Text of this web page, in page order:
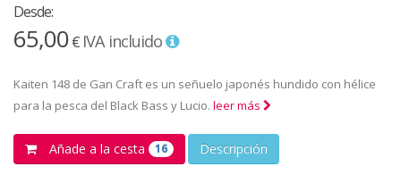
Desde:
65,00€ IVA incluido
Kaiten 148 de Gan Craft es un señuelo japonés hundido con hélice
para la pesca del Black Bass y Lucio. leer más
Añade a la cesta 16 Descripción